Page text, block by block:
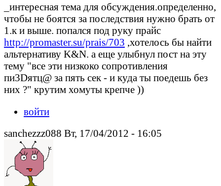
_интересная тема для обсуждения.определенно,
чтобы не боятся за последствия нужно брать от
1.к и выше. попался под руку прайс
http://promaster.su/prais/703 ,хотелось бы найти
альтернативу K&N. а еще улыбнул пост на эту
тему "все эти низкоко сопротивления
пи3Dятц@ за пять сек - и куда ты поедешь без
них ?" крутим хомуты крепче ))
войти
sanchezzz088 Вт, 17/04/2012 - 16:05